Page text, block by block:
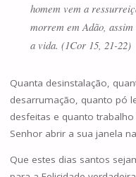
homem vem a
morrem em Adão,
a vida. (1Cor 15, 21-22)
Quanta desinstalação,
desarrumação, quanto pó
desfeitas e quanto
Senhor abrir a sua janela
Que estes dias santos